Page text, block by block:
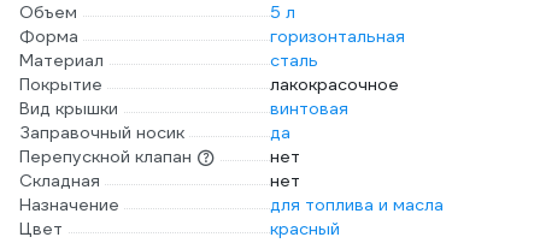
Объем
5 л
Форма
горизонтальная
Материал
сталь
Покрытие
лакокрасочное
Вид крышки
винтовая
Заправочный носик
да
Перепускной клапан
нет
Складная
нет
Назначение
для топлива и масла
Цвет
красный